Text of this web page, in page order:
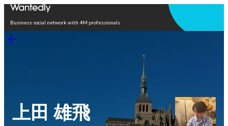
Business social network with 4M professionals
上田 雄飛